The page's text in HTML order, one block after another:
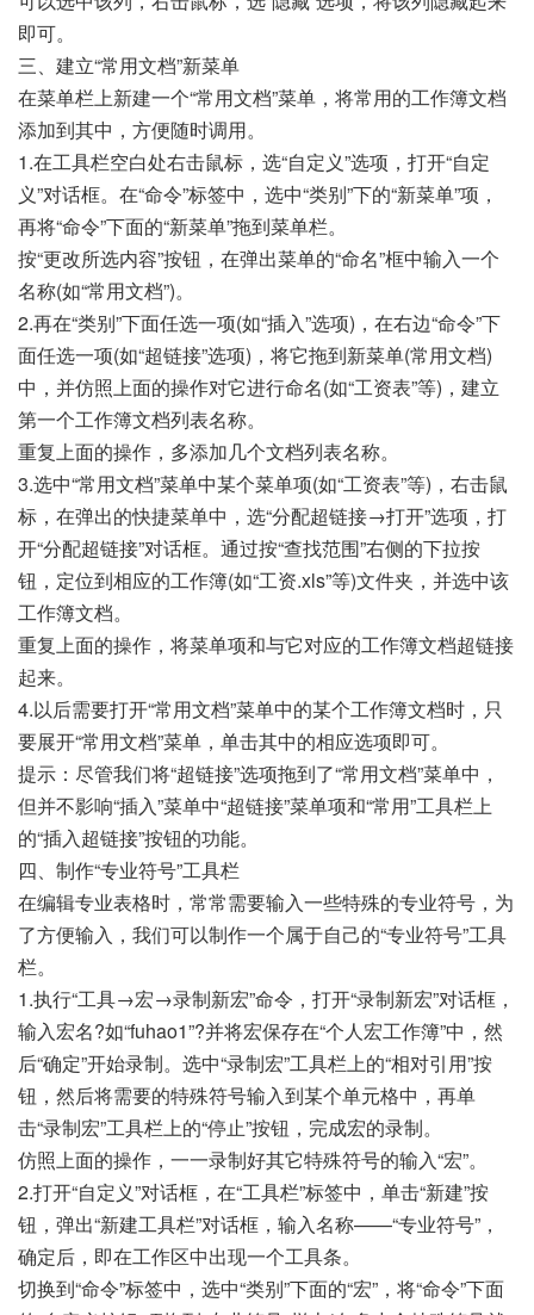
即可。
三、建立“常用文档”新菜单
在菜单栏上新建一个“常用文档”菜单，将常用的工作簿文档
添加到其中，方便随时调用。
1.在工具栏空白处右击鼠标，选“自定义”选项，打开“自定
义”对话框。在“命令”标签中，选中“类别”下的“新菜单”项，
再将“命令”下面的“新菜单”拖到菜单栏。
按“更改所选内容”按钮，在弹出菜单的“命名”框中输入一个
名称(如“常用文档”)。
2.再在“类别”下面任选一项(如“插入”选项)，在右边“命令”下
面任选一项(如“超链接”选项)，将它拖到新菜单(常用文档)
中，并仿照上面的操作对它进行命名(如“工资表”等)，建立
第一个工作簿文档列表名称。
重复上面的操作，多添加几个文档列表名称。
3.选中“常用文档”菜单中某个菜单项(如“工资表”等)，右击鼠
标，在弹出的快捷菜单中，选“分配超链接→打开”选项，打
开“分配超链接”对话框。通过按“查找范围”右侧的下拉按
钮，定位到相应的工作簿(如“工资.xls”等)文件夹，并选中该
工作簿文档。
重复上面的操作，将菜单项和与它对应的工作簿文档超链接
起来。
4.以后需要打开“常用文档”菜单中的某个工作簿文档时，只
要展开“常用文档”菜单，单击其中的相应选项即可。
提示：尽管我们将“超链接”选项拖到了“常用文档”菜单中，
但并不影响“插入”菜单中“超链接”菜单项和“常用”工具栏上
的“插入超链接”按钮的功能。
四、制作“专业符号”工具栏
在编辑专业表格时，常常需要输入一些特殊的专业符号，为
了方便输入，我们可以制作一个属于自己的“专业符号”工具
栏。
1.执行“工具→宏→录制新宏”命令，打开“录制新宏”对话框，
输入宏名?如“fuhao1”?并将宏保存在“个人宏工作簿”中，然
后“确定”开始录制。选中“录制宏”工具栏上的“相对引用”按
钮，然后将需要的特殊符号输入到某个单元格中，再单
击“录制宏”工具栏上的“停止”按钮，完成宏的录制。
仿照上面的操作，一一录制好其它特殊符号的输入“宏”。
2.打开“自定义”对话框，在“工具栏”标签中，单击“新建”按
钮，弹出“新建工具栏”对话框，输入名称——“专业符号”，
确定后，即在工作区中出现一个工具条。
切换到“命令”标签中，选中“类别”下面的“宏”，将“命令”下面